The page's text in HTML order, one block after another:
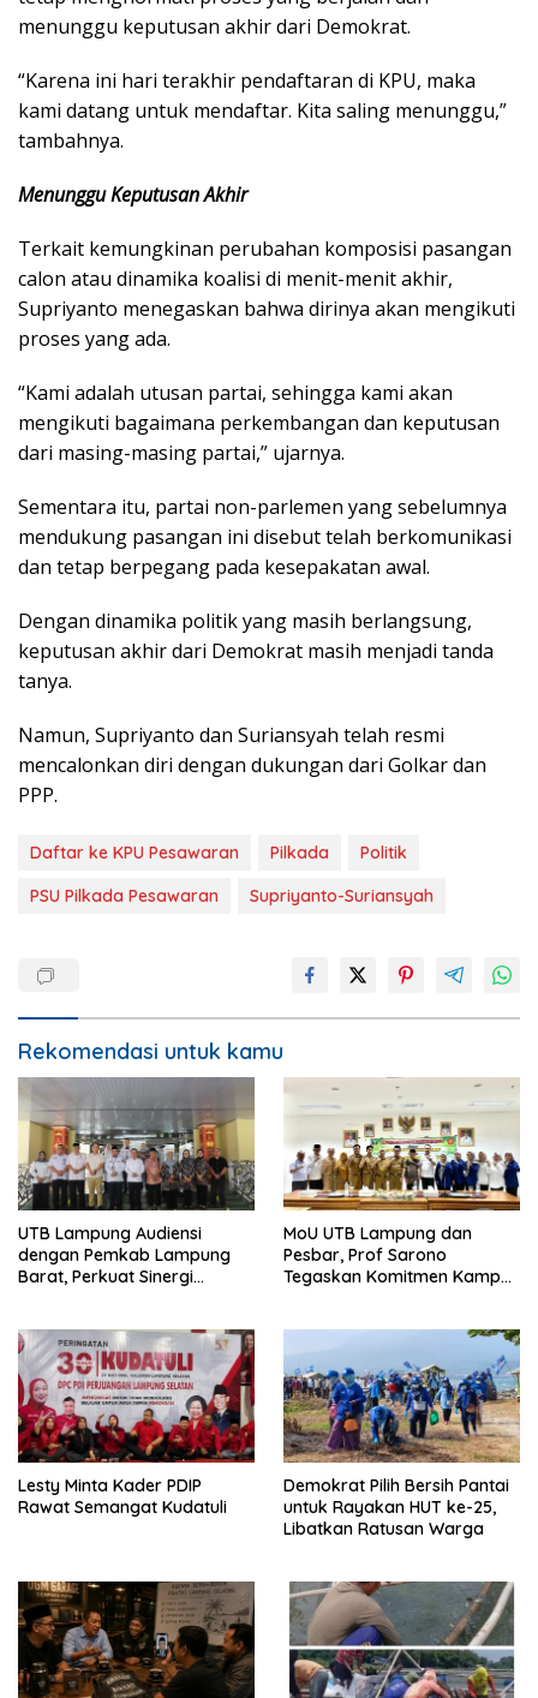
menunggu keputusan akhir dari Demokrat.
“Karena ini hari terakhir pendaftaran di KPU, maka
kami datang untuk mendaftar. Kita saling menunggu,”
tambahnya.
Menunggu Keputusan Akhir
Terkait kemungkinan perubahan komposisi pasangan
calon atau dinamika koalisi di menit-menit akhir,
Supriyanto menegaskan bahwa dirinya akan mengikuti
proses yang ada.
“Kami adalah utusan partai, sehingga kami akan
mengikuti bagaimana perkembangan dan keputusan
dari masing-masing partai,” ujarnya.
Sementara itu, partai non-parlemen yang sebelumnya
mendukung pasangan ini disebut telah berkomunikasi
dan tetap berpegang pada kesepakatan awal.
Dengan dinamika politik yang masih berlangsung,
keputusan akhir dari Demokrat masih menjadi tanda
tanya.
Namun, Supriyanto dan Suriansyah telah resmi
mencalonkan diri dengan dukungan dari Golkar dan
PPP.
Daftar ke KPU Pesawaran Pilkada
Politik
PSU Pilkada Pesawaran
Supriyanto-Suriansyah
Rekomendasi untuk kamu
UTB Lampung Audiensi
dengan Pemkab Lampung
Barat, Perkuat Sinergi
MoU UTB Lampung dan
Pesbar, Prof Sarono
Tegaskan Komitmen Kampus
Lesty Minta Kader PDIP
Rawat Semangat Kudatuli
Demokrat Pilih Bersih Pantai
untuk Rayakan HUT ke-25,
Libatkan Ratusan Warga